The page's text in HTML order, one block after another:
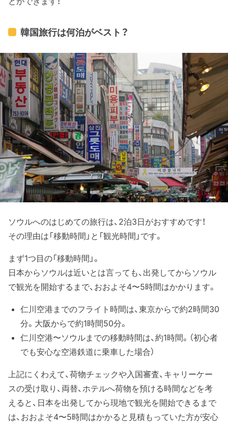
韓国旅行は何泊がベスト？
ソウルへのはじめての旅行は、2泊3日がおすすめです！
その理由は「移動時間」と「観光時間」です。
まず1つ目の「移動時間」。
日本からソウルは近いとは言っても、出発してからソウル
で観光を開始するまで、おおよそ4〜5時間はかかります。
仁川空港までのフライト時間は、東京からで約2時間30
分。大阪からで約1時間50分。
仁川空港〜ソウルまでの移動時間は、約1時間。（初心者
でも安心な空港鉄道に乗車した場合）
上記にくわえて、荷物チェックや入国審査、キャリーケー
スの受け取り、両替、ホテルへ荷物を預ける時間などを考
えると、日本を出発してから現地で観光を開始できるまで
は、おおよそ4〜5時間はかかると見積もっていた方が安心